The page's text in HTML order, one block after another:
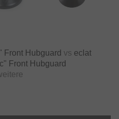
Front Hubguard vs eclat
Front Hubguard